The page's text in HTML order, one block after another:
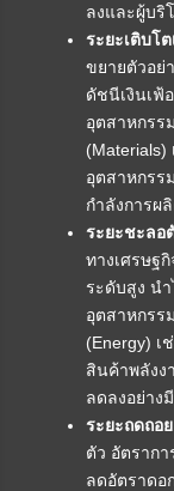
ลงและผู้บริ
ระยะเติบโ
ขยายตัวอย่
ดัชนีเงินเฟ้
อุตสาหกร
(Materials)
อุตสาหกรร
กำลังการผ
ระยะชะลอ
ทางเศรษฐ
ระดับสูง น
อุตสาหกรร
(Energy)
สินค้าพลังง
ลดลงอย่าง
ระยะถดถอ
ตัว อัตราก
ลดอัตราดอ